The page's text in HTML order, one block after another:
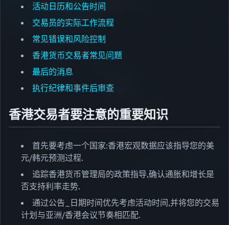
活动日历和公告时间
交易员的实际工作流程
常见错误和风险控制
香港货币交易者常见问题
最后的消息
执行纪律和事件后审查
香港交易者要注意的重要知识
首先要考虑一个国家:香港宏观数据应该指导您的美
元/韩元预测过程.
追踪香港货币管理局的政策指导,确认通胀和增长是
否支持利率走势.
通过公告_日期时间优先考虑活动时间,并将您的交易
计划与亚洲/香港会议节奏相匹配.